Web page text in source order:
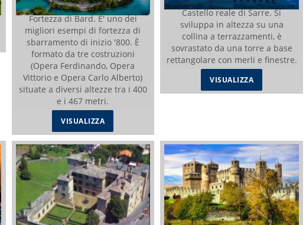
Fortezza di Bard. E' uno dei
migliori esempi di fortezza di
sbarramento di inizio '800. È
formato da tre costruzioni
(Opera Ferdinando, Opera
Vittorio e Opera Carlo Alberto)
situate a diversi altezze tra i 400
e i 467 metri.
VISUALIZZA
Castello reale di Sarre. Si
sviluppa in altezza su una
collina a terrazzamenti, è
sovrastato da una torre a base
rettangolare con merli e finestre.
VISUALIZZA